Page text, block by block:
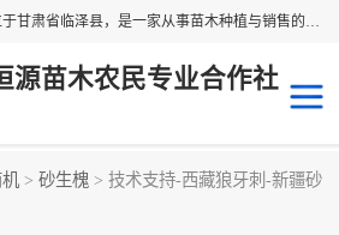
甘肃广恒源苗木农民合作社位于甘肃省临泽县，是一家从事苗木种植与销售的农民合作组织，合作社拥有苗木基地1500多亩，种植苗木品种40多个，年产各类苗木2000多万株。主营：白刺苗、红柳苗、梭梭苗等，我们以“种植一流的苗子，诚信经营”的经营理念，竭诚为每一位客户做优质的服务，欢迎来电咨询！
源苗木农民专业合作社
> 砂生槐 > 技术支持-西藏狼牙刺-新疆砂